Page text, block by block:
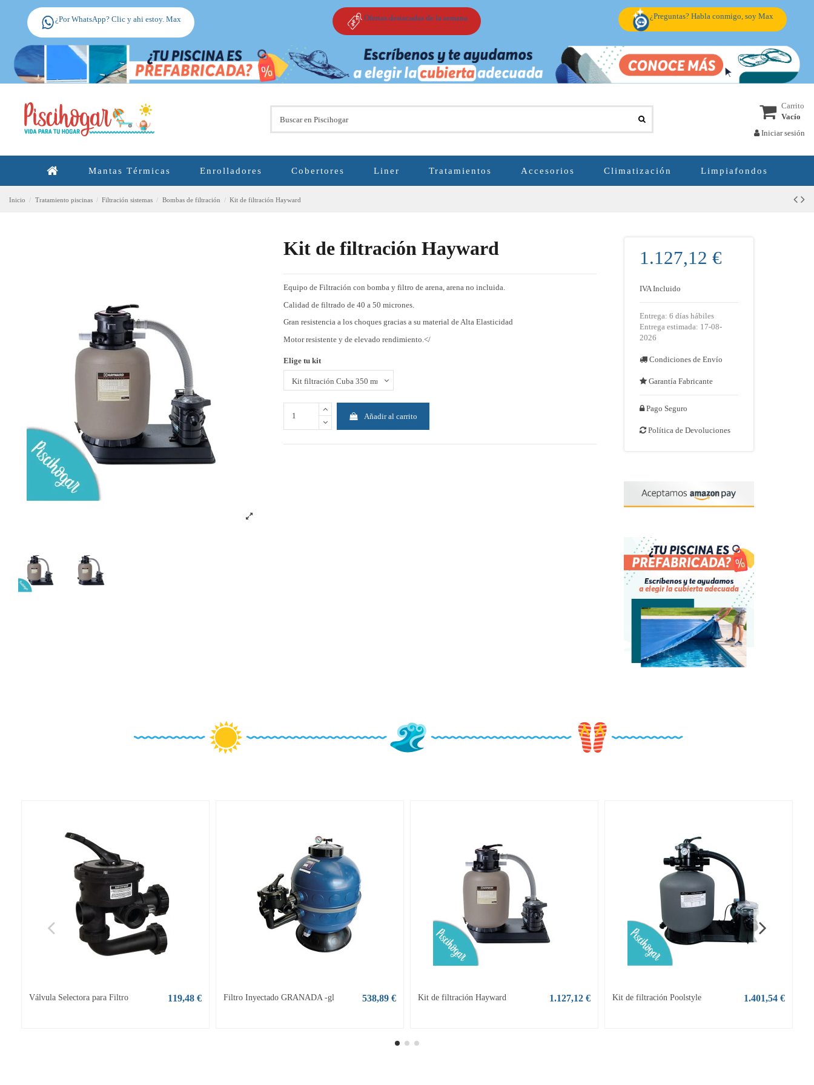
¿Por WhatsApp? Clic y ahi estoy. Max Ofertas destacadas de la semana ¿Preguntas? Habla conmigo, soy Max
Carrito
Vacío
Iniciar sesión
Mantas Térmicas Enrolladores Cobertores Liner Tratamientos Accesorios Climatización Limpiafondos
Inicio Tratamiento piscinas Filtración sistemas Bombas de filtración Kit de filtración Hayward
Kit de filtración Hayward
Equipo de Filtración con bomba y filtro de arena, arena no incluida.
Calidad de filtrado de 40 a 50 micrones.
Gran resistencia a los choques gracias a su material de Alta Elasticidad
Motor resistente y de elevado rendimiento.</
Elige tu kit
Añadir al carrito
1.127,12 €
IVA Incluido
Entrega: 6 días hábiles
Entrega estimada: 17-08-
2026
Condiciones de Envío
Garantía Fabricante
Pago Seguro
Política de Devoluciones
Válvula Selectora para Filtro 119,48 € Filtro Inyectado GRANADA -gl 538,89 € Kit de filtración Hayward 1.127,12 € Kit de filtración Poolstyle 1.401,54 €